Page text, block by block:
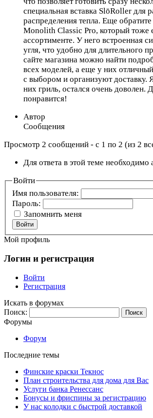
специальная вставка SlōRoller для
распределения тепла. Еще
Monolith Classic Pro, который тоже
ассортименте. У него встроенная
угля, что удобно для длительного
сайте магазина можно найти
всех моделей, а еще у них
с выбором и организуют доставку.
них гриль, остался очень
понравится!
Автор
Сообщения
Просмотр 2 сообщений - с 1 по 2 (из 2
Для ответа в этой теме необходимо
Войти
Имя пользователя:
Пароль:
Запомнить меня
Войти
Мой профиль
Логин и регистрация
Войти
Регистрация
Искать в форумах
Поиск:
Форумы
Форум
Последние темы
Финские краски Текнос
План строительства для дома для Вас
Услуги банка Ренессанс
Бонусы и фриспины за регистрацию
У нас колодки с быстрой доставкой